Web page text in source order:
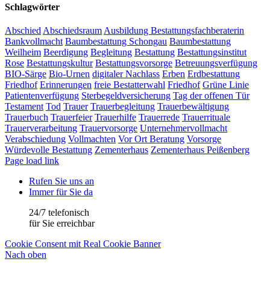
Schlagwörter
Abschied Abschiedsraum Ausbildung Bestattungsfachberaterin
Bankvollmacht Baumbestattung Schongau Baumbestattung
Weilheim Beerdigung Begleitung Bestattung Bestattungsinstitut
Rose Bestattungskultur Bestattungsvorsorge Betreuungsverfügung
BIO-Särge Bio-Urnen digitaler Nachlass Erben Erdbestattung
Friedhof Erinnerungen freie Bestatterwahl Friedhof Grüne Linie
Patientenverfügung Sterbegeldversicherung Tag der offenen Tür
Testament Tod Trauer Trauerbegleitung Trauerbewältigung
Trauerbuch Trauerfeier Trauerhilfe Trauerrede Trauerrituale
Trauerverarbeitung Trauervorsorge Unternehmervollmacht
Verabschiedung Vollmachten Vor Ort Beratung Vorsorge
Würdevolle Bestattung Zementerhaus Zementerhaus Peißenberg
Page load link
Rufen Sie uns an
Immer für Sie da
24/7 telefonisch
für Sie erreichbar
Cookie Consent mit Real Cookie Banner
Nach oben